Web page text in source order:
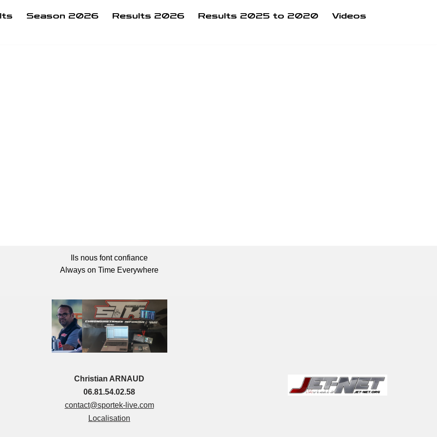
Season 2026 Results 2026 Results 2025 to 2020
Videos
Ils nous font confiance
Always on Time Everywhere
Christian ARNAUD
06.81.54.02.58
contact@sportek-live.com
Localisation